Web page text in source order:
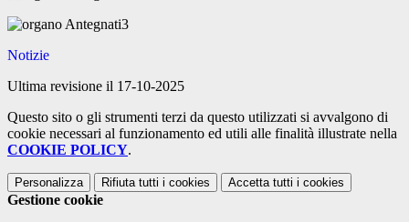
Notizie
Ultima revisione il 17-10-2025
Questo sito o gli strumenti terzi da questo utilizzati si avvalgono di
cookie necessari al funzionamento ed utili alle finalità illustrate nella
COOKIE POLICY.
Personalizza Rifiuta tutti i cookies Accetta tutti i cookies
Gestione cookie